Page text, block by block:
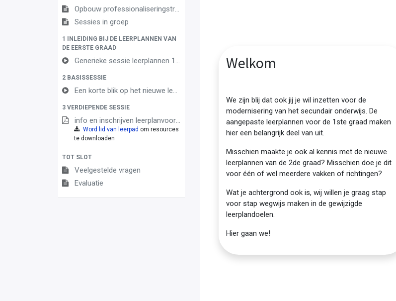
Opbouw professionaliseringstraject
Sessies in groep
1 INLEIDING BIJ DE LEERPLANNEN VAN
DE EERSTE GRAAD
Generieke sessie leerplannen 1ste graad
2 BASISSESSIE
Een korte blik op het nieuwe leerplan techniek
3 VERDIEPENDE SESSIE
info en inschrijven leerplanvoorstellingen
Word lid van leerpad om resources
te downloaden
TOT SLOT
Veelgestelde vragen
Evaluatie
Welkom
We zijn blij dat ook jij je wil inzetten voor de
modernisering van het secundair onderwijs. De
aangepaste leerplannen voor de 1ste graad maken
hier een belangrijk deel van uit.
Misschien maakte je ook al kennis met de nieuwe
leerplannen van de 2de graad? Misschien doe je dit
voor één of wel meerdere vakken of richtingen?
Wat je achtergrond ook is, wij willen je graag stap
voor stap wegwijs maken in de gewijzigde
leerplandoelen.
Hier gaan we!